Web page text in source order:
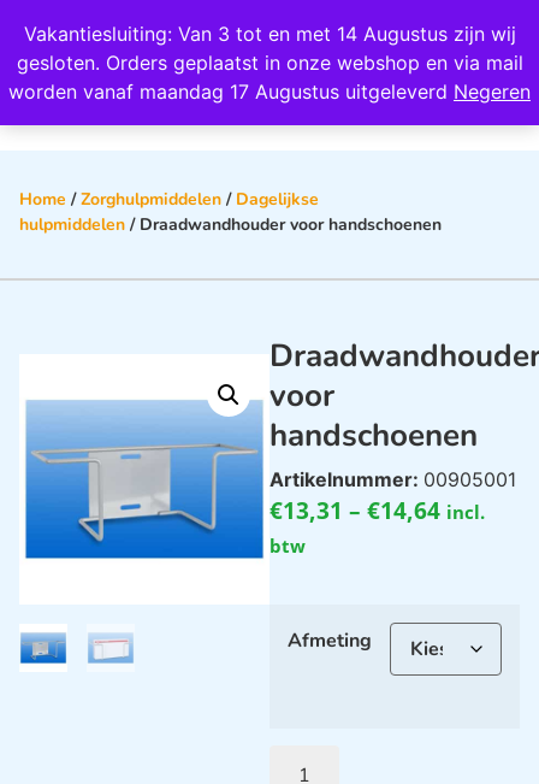
Vakantiesluiting: Van 3 tot en met 14 Augustus zijn wij
gesloten. Orders geplaatst in onze webshop en via mail
worden vanaf maandag 17 Augustus uitgeleverd Negeren
Wij scoren een 4,8 op Google
Home /Zorghulpmiddelen / Dagelijkse
hulpmiddelen / Draadwandhouder voor handschoenen
voor
handschoenen
Artikelnummer: 00905001
€13,31 – €14,64 incl.
btw
Afmeting